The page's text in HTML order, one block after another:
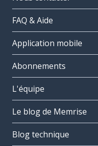
FAQ & Aide
Application mobile
Abonnements
L'équipe
Le blog de Memrise
Blog technique